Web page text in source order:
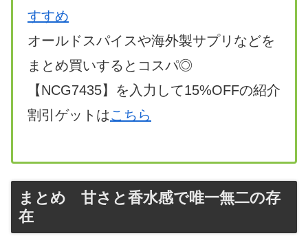
すすめ
オールドスパイスや海外製サプリなどを
まとめ買いするとコスパ◎
【NCG7435】を入力して15%OFFの紹介
割引ゲットはこちら
まとめ 甘さと香水感で唯一無二の存
在